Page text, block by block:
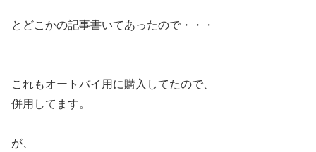
とどこかの記事書いてあったので・・・
これもオートバイ用に購入してたので、
併用してます。
が、